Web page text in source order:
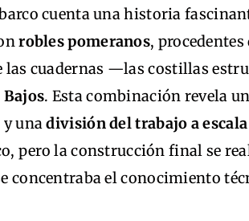
cuenta una historia
robles pomeranos,
las cuadernas —las costillas
Bajos. Esta combinación revela
y unadivisión del trabajo a
pero la construcción final se
concentraba el conocimiento